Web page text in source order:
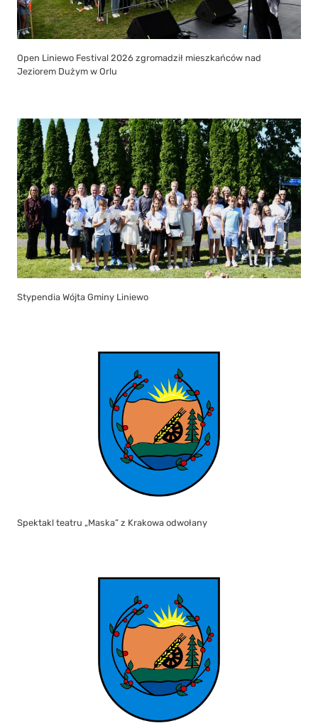
Open Liniewo Festival 2026 zgromadził mieszkańców nad
Jeziorem Dużym w Orlu
Stypendia Wójta Gminy Liniewo
Spektakl teatru „Maska” z Krakowa odwołany